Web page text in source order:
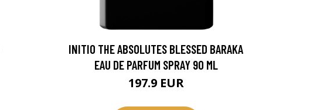
INITIO THE ABSOLUTES BLESSED BARAKA
EAU DE PARFUM SPRAY 90 ML
197.9 EUR